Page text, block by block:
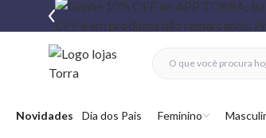
Abrir menu
Novidades Dia dos Pais Feminino
fechar menu
fechar menu
favoritos